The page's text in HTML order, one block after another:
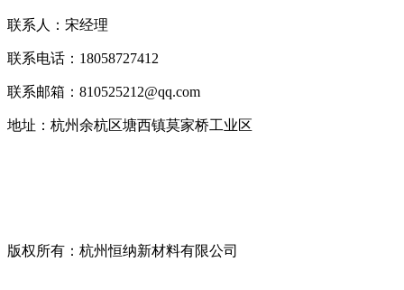
联系人：宋经理
联系电话：18058727412
联系邮箱：810525212@qq.com
地址：杭州余杭区塘西镇莫家桥工业区
版权所有：杭州恒纳新材料有限公司